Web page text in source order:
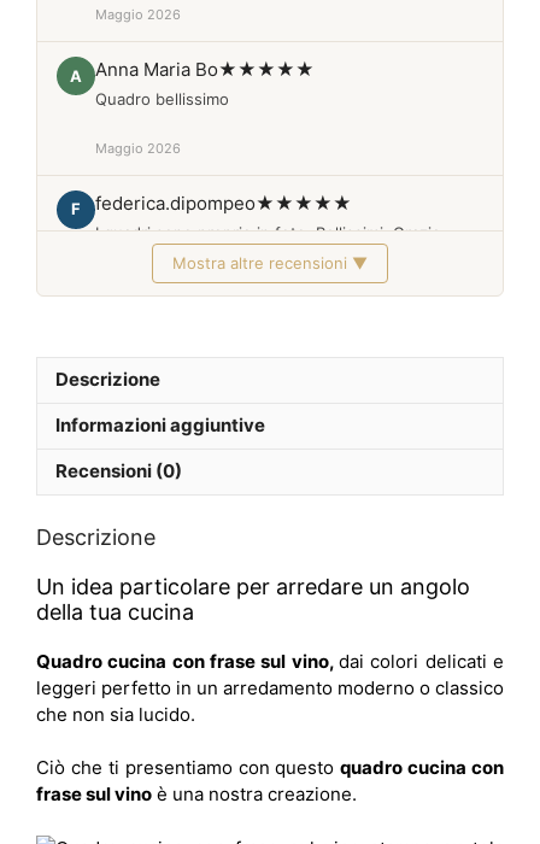
Maggio 2026
A Anna Maria Bo★★★★★
Quadro bellissimo
Maggio 2026
F federica.dipompeo★★★★★
I quadri sono proprio in foto. Bellissimi. Grazie
Febbraio 2026
Mostra altre recensioni ▼
Descrizione
Informazioni aggiuntive
Recensioni (0)
Descrizione
Un idea particolare per arredare un angolo
della tua cucina
Quadro cucina con frase sul vino, dai colori delicati e
leggeri perfetto in un arredamento moderno o classico
che non sia lucido.
Ciò che ti presentiamo con questoquadro cucina con
frase sul vino è una nostra creazione.